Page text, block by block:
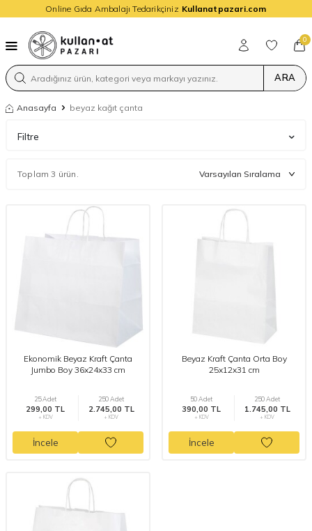
Online Gıda Ambalajı Tedarikçiniz Kullanatpazari.com
ARA
0
Anasayfa beyaz kağıt çanta
Filtre
Toplam 3 ürün.
Ekonomik Beyaz Kraft Çanta
Jumbo Boy 36x24x33 cm
25 Adet
299,00 TL
+ KDV
250 Adet
2.745,00 TL
+ KDV
İncele
Beyaz Kraft Çanta Orta Boy
25x12x31 cm
50 Adet
390,00 TL
+ KDV
250 Adet
1.745,00 TL
+ KDV
İncele